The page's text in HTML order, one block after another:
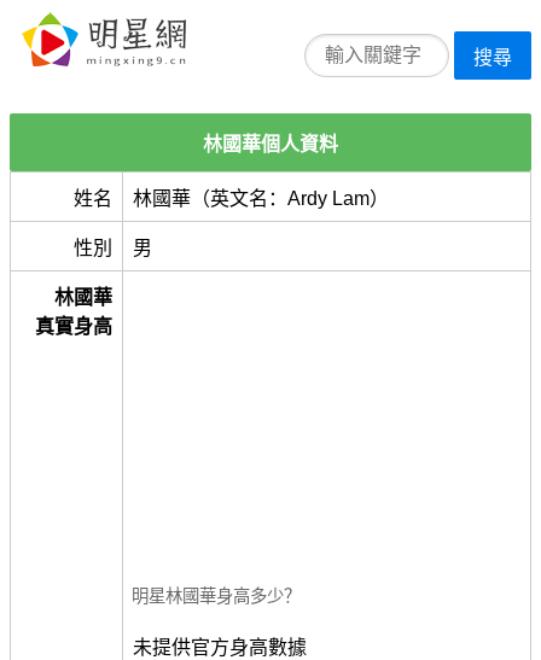
搜尋
林國華個人資料
姓名 林國華（英文名：Ardy Lam）
性別 男
林國華
真實身高
明星林國華身高多少？
未提供官方身高數據